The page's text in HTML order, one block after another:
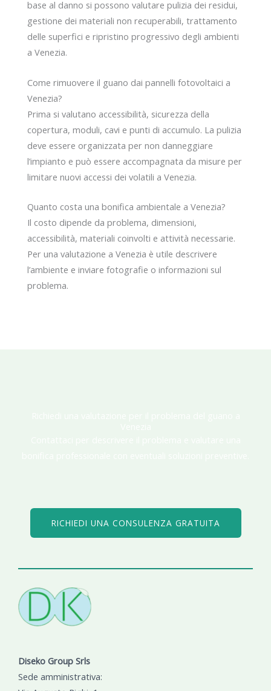
base al danno si possono valutare pulizia dei residui,
gestione dei materiali non recuperabili, trattamento
delle superfici e ripristino progressivo degli ambienti
a Venezia.
Come rimuovere il guano dai pannelli fotovoltaici a
Venezia?
Prima si valutano accessibilità, sicurezza della
copertura, moduli, cavi e punti di accumulo. La pulizia
deve essere organizzata per non danneggiare
l’impianto e può essere accompagnata da misure per
limitare nuovi accessi dei volatili a Venezia.
Quanto costa una bonifica ambientale a Venezia?
Il costo dipende da problema, dimensioni,
accessibilità, materiali coinvolti e attività necessarie.
Per una valutazione a Venezia è utile descrivere
l’ambiente e inviare fotografie o informazioni sul
problema.
RICHIEDI UNA CONSULENZA GRATUITA
Diseko Group Srls
Sede amministrativa: